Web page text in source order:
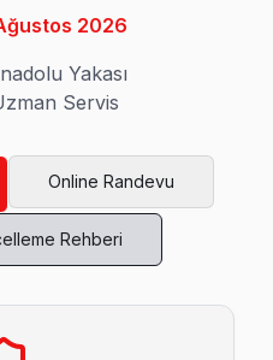
Mahalle Hisense TV
Servis
TV sahiplerinin yüzde
Servis
2026
Yakası
Servis
Online Randevu
Rehberi